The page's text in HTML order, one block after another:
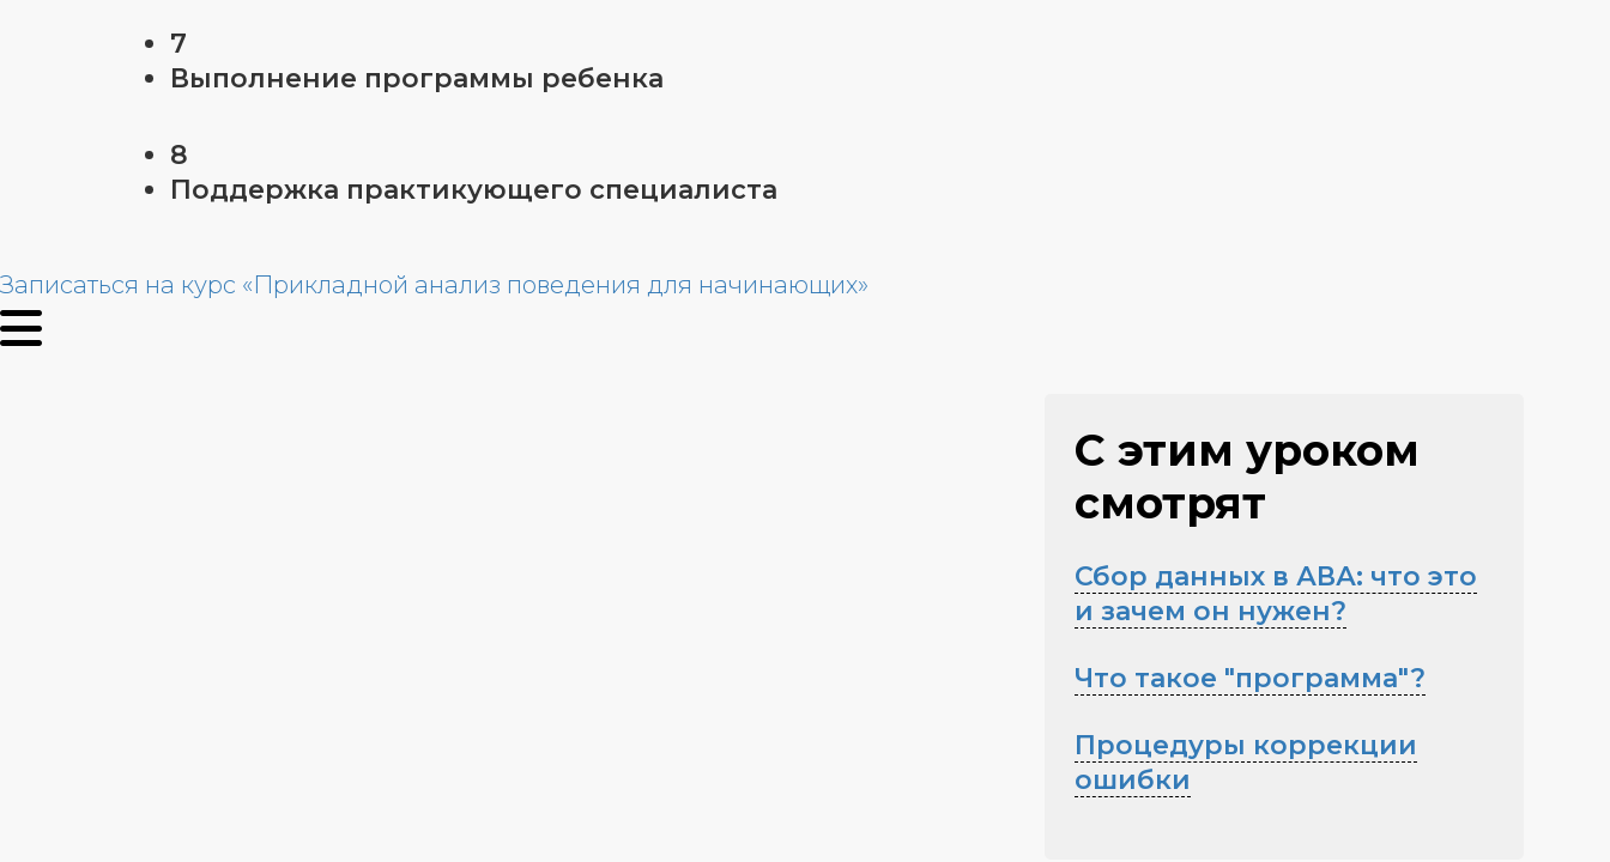
7
Выполнение программы ребенка
8
Поддержка практикующего специалиста
Записаться на курс «Прикладной анализ поведения для начинающих»
С этим уроком
смотрят
Сбор данных в АВА: что это
и зачем он нужен?
Что такое "программа"?
Процедуры коррекции
ошибки